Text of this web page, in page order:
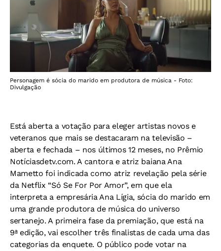
Personagem é sócia do marido em produtora de música - Foto:
Divulgação
Está aberta a votação para eleger artistas novos e
veteranos que mais se destacaram na televisão –
aberta e fechada – nos últimos 12 meses, no Prêmio
Notíciasdetv.com. A cantora e atriz baiana Ana
Mametto foi indicada como atriz revelação pela série
da Netflix “Só Se For Por Amor”, em que ela
interpreta a empresária Ana Lígia, sócia do marido em
uma grande produtora de música do universo
sertanejo. A primeira fase da premiação, que está na
9ª edição, vai escolher três finalistas de cada uma das
categorias da enquete. O público pode votar na